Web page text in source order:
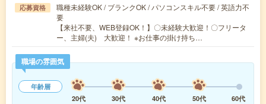
応募資格
職種未経験OK / ブランクOK / パソコンスキル不要 / 英語力不
要
【来社不要、WEB登録OK！】〇未経験大歓迎！〇フリータ
ー、主婦(夫) 大歓迎！ ※お仕事の掛け持ち…
職場の雰囲気
年齢層
20代
30代 40代 50代 60代